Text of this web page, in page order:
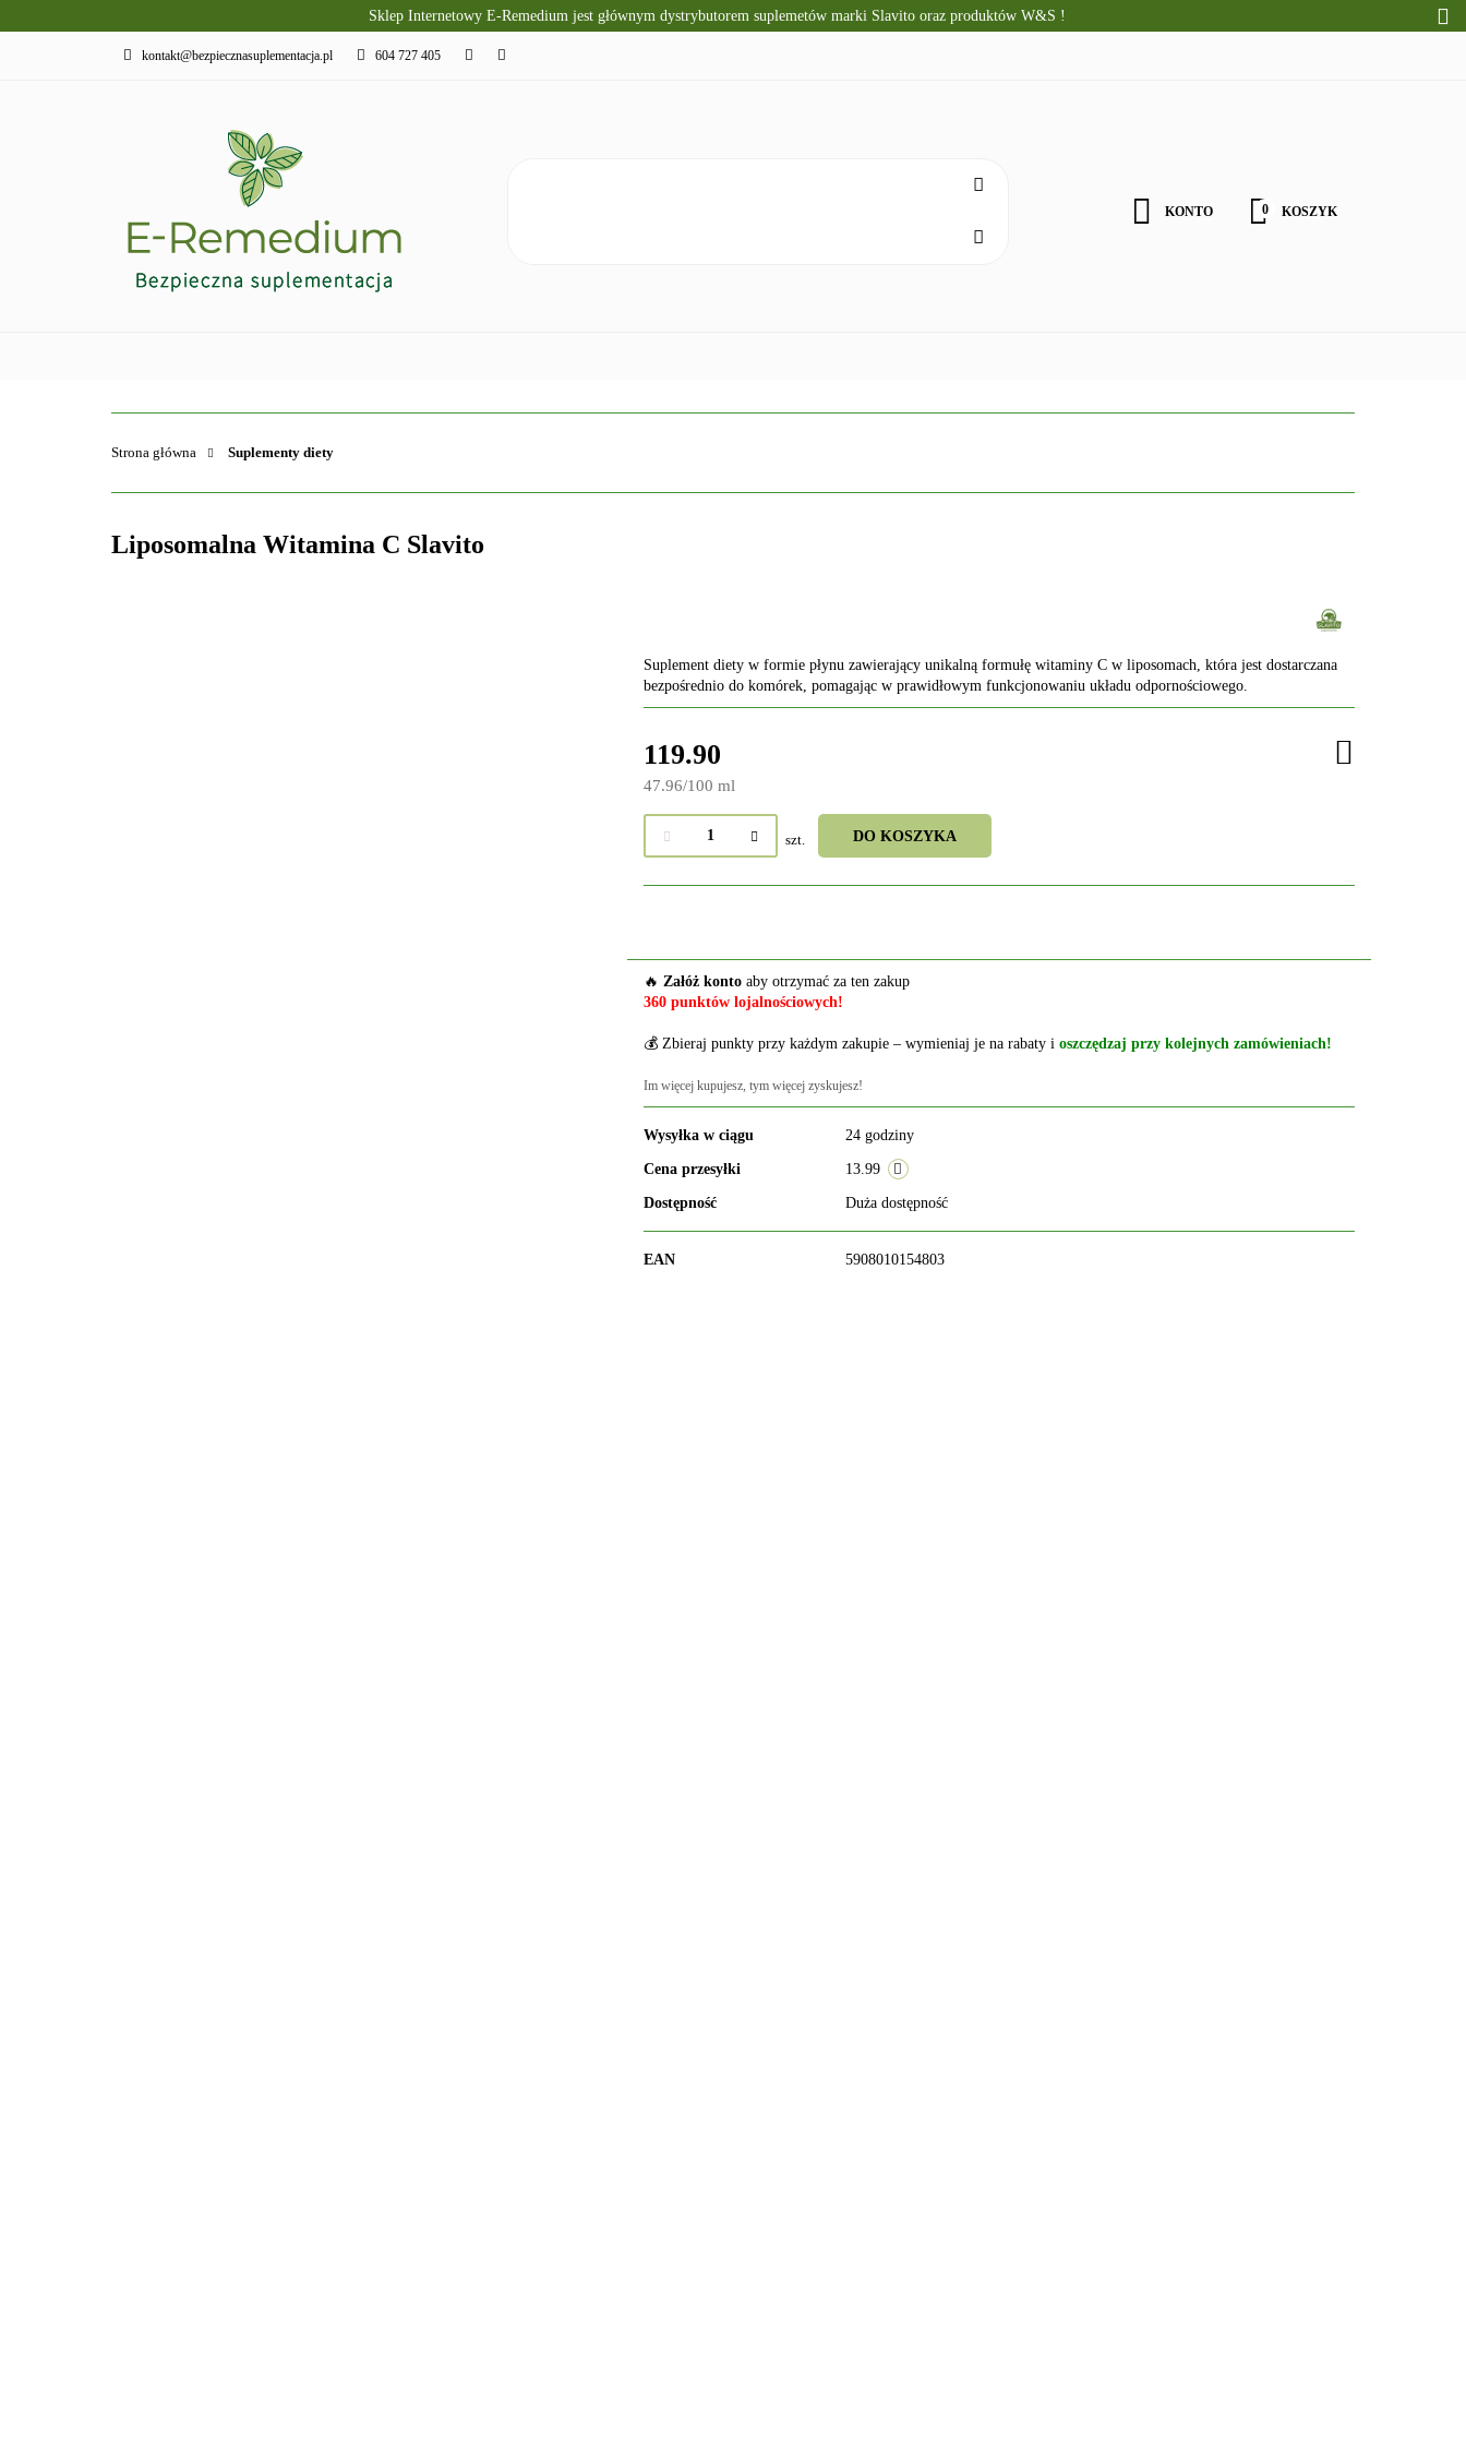
Sklep Internetowy E-Remedium jest głównym dystrybutorem suplemetów marki Slavito oraz produktów W&S !
kontakt@bezpiecznasuplementacja.pl 604 727 405
KONTO 0 KOSZYK
PRODUKTY SLAVITO SUPLEMENTY DIETY KRÓTKI TERMIN WAŻNOŚCI
Strona główna Suplementy diety
Liposomalna Witamina C Slavito
Suplement diety w formie płynu zawierający unikalną formułę witaminy C w liposomach, która jest dostarczana
bezpośrednio do komórek, pomagając w prawidłowym funkcjonowaniu układu odpornościowego.
119.90
47.96/100 ml
szt. DO KOSZYKA
🔥 Załóż kontoaby otrzymać za ten zakup
360 punktów lojalnościowych!
💰 Zbieraj punkty przy każdym zakupie – wymieniaj je na rabaty i oszczędzaj przy kolejnych zamówieniach!
Im więcej kupujesz, tym więcej zyskujesz!
Wysyłka w ciągu 24 godziny
Cena przesyłki 13.99
Dostępność Duża dostępność
EAN 5908010154803